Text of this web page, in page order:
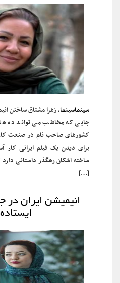
سینماسینما، زهرا مشتاق ساختن
جایی که مخاطب می تواند ده
کشورهای صاحب نام در صنعت
برای دیدن یک فیلم ایرانی
ساخته اشکان رهگذر داستانی
[…]
انیمیشن ایران در